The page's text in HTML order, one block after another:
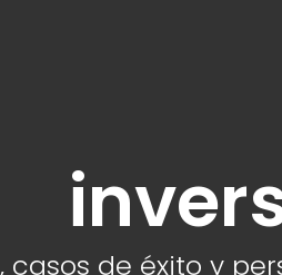
de éxito y